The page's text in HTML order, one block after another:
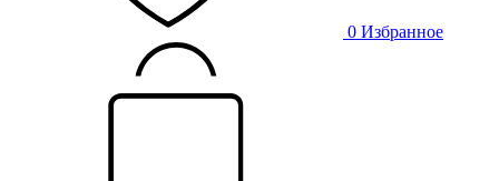
0 Избранное